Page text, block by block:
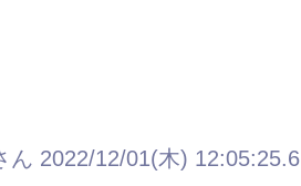
ん 2022/12/01(木)